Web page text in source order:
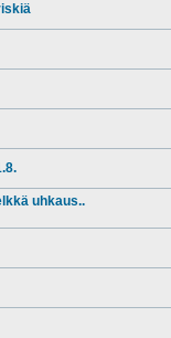
uhkaus..